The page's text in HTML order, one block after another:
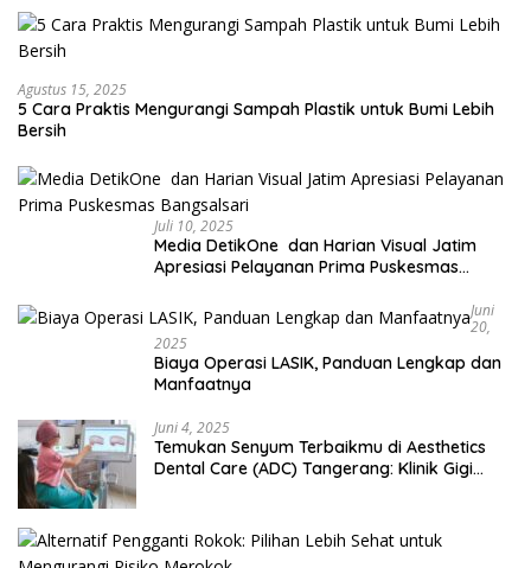
Agustus 15, 2025
5 Cara Praktis Mengurangi Sampah Plastik untuk Bumi Lebih
Bersih
Juli 10, 2025
Media DetikOne dan Harian Visual Jatim
Apresiasi Pelayanan Prima Puskesmas
Juni
20,
2025
Biaya Operasi LASIK, Panduan Lengkap dan
Manfaatnya
Juni 4, 2025
Temukan Senyum Terbaikmu di Aesthetics
Dental Care (ADC) Tangerang: Klinik Gigi